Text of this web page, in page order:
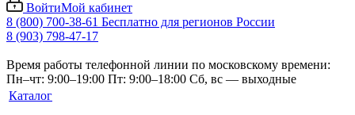
ВойтиМой кабинет
8 (800) 700-38-61 Бесплатно для регионов России
8 (903) 798-47-17
Время работы телефонной линии по московскому времени:
Пн–чт: 9:00–19:00 Пт: 9:00–18:00 Сб, вс — выходные
Каталог